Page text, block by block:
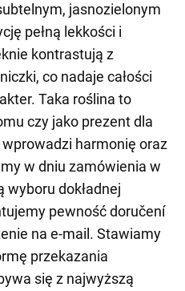
jasnozielonym
pełną lekkości i
kontrastują z
co nadaje całości
Taka roślina to
czy jako prezent dla
harmonię oraz
w dniu zamówienia w
wyboru dokładnej
pewność doručení
na e-mail. Stawiamy
przekazania
się z najwyższą